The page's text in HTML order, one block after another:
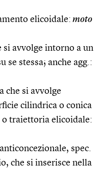
elicoidale: moto
si avvolge intorno a un
se stessa; anche agg.:
che si avvolge
cilindrica o conica
o traiettoria elicoidale:
spec.
che si inserisce nella